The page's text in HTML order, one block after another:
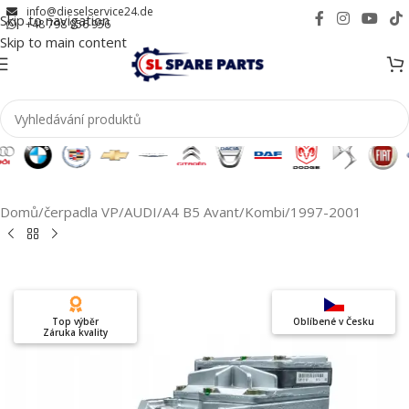
Skip to navigation
Skip to main content
info@dieselservice24.de
+48 798 956 956
Domů/čerpadla VP/AUDI/A4 B5 Avant/Kombi/1997-2001
Oblíbené v Česku
Top výběr
Záruka kvality